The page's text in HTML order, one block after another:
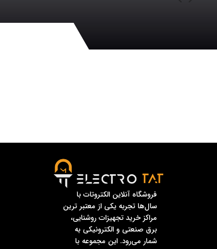
فروشگاه آنلاین الکتروتات با
سال‌ها تجربه یکی از معتبر ترین
مراکز خرید تجهیزات روشنایی،
برق صنعتی و الکترونیکی به
شمار می‌رود. این مجموعه با